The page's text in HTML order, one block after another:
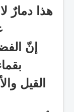
هذا دمارٌ
إنّ
القيل